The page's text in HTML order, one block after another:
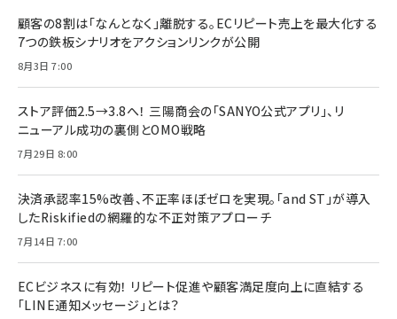
顧客の8割は「なんとなく」離脱する。ECリピート売上を最大化する
7つの鉄板シナリオをアクションリンクが公開
8月3日 7:00
ストア評価2.5→3.8へ！ 三陽商会の「SANYO公式アプリ」、リ
ニューアル成功の裏側とOMO戦略
7月29日 8:00
決済承認率15%改善、不正率ほぼゼロを実現。「and ST」が導入
したRiskifiedの網羅的な不正対策アプローチ
7月14日 7:00
ECビジネスに有効！ リピート促進や顧客満足度向上に直結する
「LINE通知メッセージ」とは？